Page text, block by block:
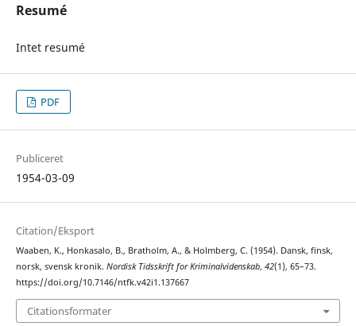
Resumé
Intet resumé
PDF
Publiceret
1954-03-09
Citation/Eksport
Waaben, K., Honkasalo, B., Bratholm, A., & Holmberg, C. (1954). Dansk, finsk,
norsk, svensk kronik. Nordisk Tidsskrift for Kriminalvidenskab, 42(1), 65–73.
https://doi.org/10.7146/ntfk.v42i1.137667
Citationsformater